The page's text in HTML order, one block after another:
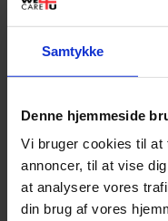
Samtykke
Denne hjemmeside
Vi bruger cookies til at
annoncer, til at vise
at analysere vores
din brug af vores
Finansering med
pr måned
Del på Facebook